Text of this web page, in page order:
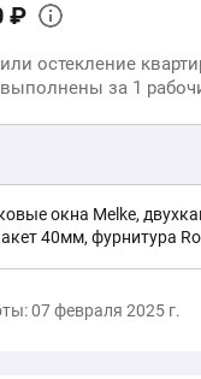
₽
остекление
за 1
окна Melke,
40мм, фурнитура
07 февраля 2025 г.